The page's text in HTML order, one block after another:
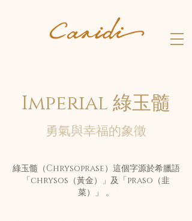
Imperial 綠玉髓
勇氣與幸福的象徵
綠玉髓（Chrysoprase）這個字源於希臘語
「chrysos（黃金）」及「praso（韭
菜）」 。